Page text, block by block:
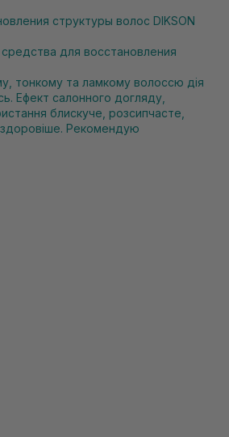
структуры волос DIKSON
для восстановления
тонкому та ламкому волоссю дія
Ефект салонного догляду,
блискуче, розсипчасте,
Рекомендую